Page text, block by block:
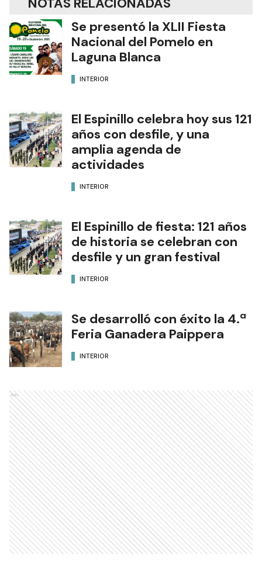
Se presentó la XLII Fiesta
Nacional del Pomelo en
Laguna Blanca
INTERIOR
El Espinillo celebra hoy sus 121
años con desfile, y una
amplia agenda de
actividades
INTERIOR
El Espinillo de fiesta: 121 años
de historia se celebran con
desfile y un gran festival
INTERIOR
Se desarrolló con éxito la 4.ª
Feria Ganadera Paippera
INTERIOR
Ads